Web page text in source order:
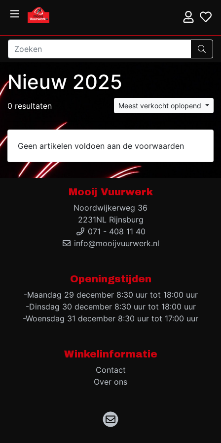
Nieuw 2025
0 resultaten Meest verkocht oplopend
Geen artikelen voldoen aan de voorwaarden
Mooij Vuurwerk
Noordwijkerweg 36
2231NL Rijnsburg
071 - 408 11 40
info@mooijvuurwerk.nl
Openingstijden
-Maandag 29 december 8:30 uur tot 18:00 uur
-Dinsdag 30 december 8:30 uur tot 18:00 uur
-Woensdag 31 december 8:30 uur tot 17:00 uur
Winkelinformatie
Contact
Over ons